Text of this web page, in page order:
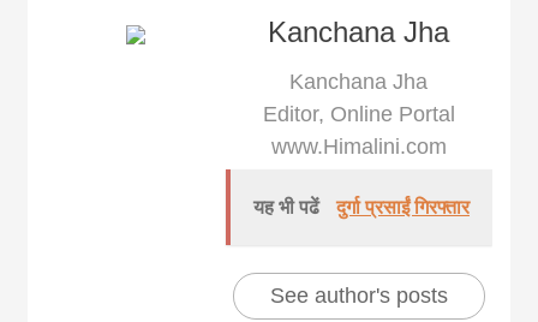
Kanchana Jha
Kanchana Jha
Editor, Online Portal
www.Himalini.com
यह भी पढें दुर्गा प्रसाईं गिरफ्तार
See author's posts